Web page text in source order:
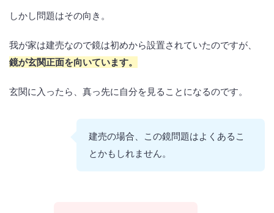
しかし問題はその向き。
我が家は建売なので鏡は初めから設置されていたのですが、
鏡が玄関正面を向いています。
玄関に入ったら、真っ先に自分を見ることになるのです。
建売の場合、この鏡問題はよくあるこ
とかもしれません。